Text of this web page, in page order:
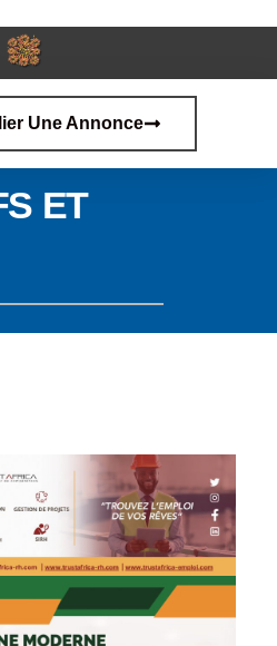
Une Annonce
ET